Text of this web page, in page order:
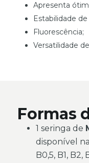
Apresenta
Estabilidade de
Fluorescência;
Versatilidade
Formas
1 seringa de
disponível
B0,5, B1, B2,